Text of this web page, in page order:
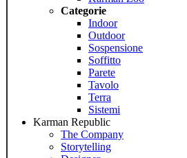
Categorie
Indoor
Outdoor
Sospensione
Soffitto
Parete
Tavolo
Terra
Sistemi
Karman Republic
The Company
Storytelling